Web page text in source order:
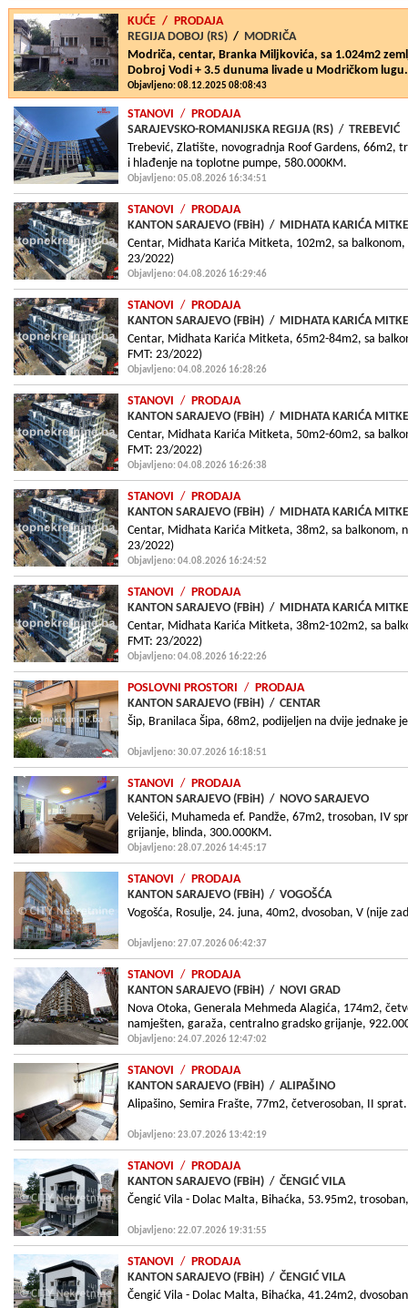
KUĆE / PRODAJA
REGIJA DOBOJ (RS) / MODRIČA
Modriča, centar, Branka Miljkovića, sa 1.024m2
Dobroj Vodi + 3.5 dunuma livade u Modričkom lugu.
Objavljeno: 08.12.2025 08:08:43
STANOVI / PRODAJA
SARAJEVSKO-ROMANIJSKA REGIJA (RS) / TREBEVIĆ
Trebević, Zlatište, novogradnja Roof Gardens, 66m2,
i hlađenje na toplotne pumpe, 580.000KM.
Objavljeno: 05.08.2026 16:34:51
STANOVI / PRODAJA
KANTON SARAJEVO (FBiH) / MIDHATA KARIĆA
Centar, Midhata Karića Mitketa, 102m2, sa
23/2022)
Objavljeno: 04.08.2026 16:29:46
STANOVI / PRODAJA
KANTON SARAJEVO (FBiH) / MIDHATA KARIĆA
Centar, Midhata Karića Mitketa, 65m2-84m2, sa
FMT: 23/2022)
Objavljeno: 04.08.2026 16:28:26
STANOVI / PRODAJA
KANTON SARAJEVO (FBiH) / MIDHATA KARIĆA
Centar, Midhata Karića Mitketa, 50m2-60m2, sa
FMT: 23/2022)
Objavljeno: 04.08.2026 16:26:38
STANOVI / PRODAJA
KANTON SARAJEVO (FBiH) / MIDHATA KARIĆA
Centar, Midhata Karića Mitketa, 38m2, sa balkonom,
23/2022)
Objavljeno: 04.08.2026 16:24:52
STANOVI / PRODAJA
KANTON SARAJEVO (FBiH) / MIDHATA KARIĆA
Centar, Midhata Karića Mitketa, 38m2-102m2, sa
FMT: 23/2022)
Objavljeno: 04.08.2026 16:22:26
POSLOVNI PROSTORI / PRODAJA
KANTON SARAJEVO (FBiH) / CENTAR
Šip, Branilaca Šipa, 68m2, podijeljen na dvije jednake
Objavljeno: 30.07.2026 16:18:51
STANOVI / PRODAJA
KANTON SARAJEVO (FBiH) / NOVO SARAJEVO
Velešići, Muhameda ef. Pandže, 67m2, trosoban, IV
grijanje, blinda, 300.000KM.
Objavljeno: 28.07.2026 14:45:17
STANOVI / PRODAJA
KANTON SARAJEVO (FBiH) / VOGOŠĆA
Vogošća, Rosulje, 24. juna, 40m2, dvosoban, V (nije
Objavljeno: 27.07.2026 06:42:37
STANOVI / PRODAJA
KANTON SARAJEVO (FBiH) / NOVI GRAD
Nova Otoka, Generala Mehmeda Alagića, 174m2,
namješten, garaža, centralno gradsko grijanje,
Objavljeno: 24.07.2026 12:47:02
STANOVI / PRODAJA
KANTON SARAJEVO (FBiH) / ALIPAŠINO
Alipašino, Semira Frašte, 77m2, četverosoban, II
Objavljeno: 23.07.2026 13:42:19
STANOVI / PRODAJA
KANTON SARAJEVO (FBiH) / ČENGIĆ VILA
Čengić Vila - Dolac Malta, Bihaćka, 53.95m2,
Objavljeno: 22.07.2026 19:31:55
STANOVI / PRODAJA
KANTON SARAJEVO (FBiH) / ČENGIĆ VILA
Čengić Vila - Dolac Malta, Bihaćka, 41.24m2,